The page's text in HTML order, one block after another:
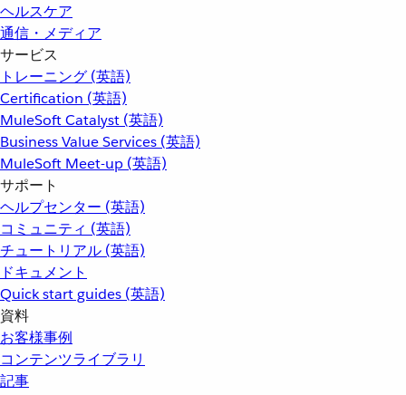
ヘルスケア
通信・メディア
サービス
トレーニング (英語)
Certification (英語)
MuleSoft Catalyst (英語)
Business Value Services (英語)
MuleSoft Meet-up (英語)
サポート
ヘルプセンター (英語)
コミュニティ (英語)
チュートリアル (英語)
ドキュメント
Quick start guides (英語)
資料
お客様事例
コンテンツライブラリ
記事